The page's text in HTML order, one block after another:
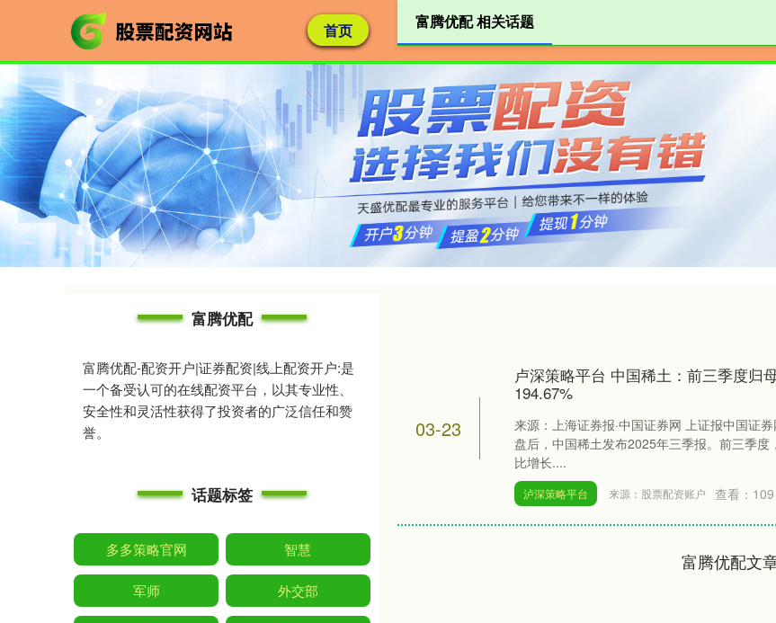
首页 富腾优配
富腾优配 相关话题
03-23
卢深策略平台 中国稀土：前三季度归
194.67%
来源：上海证券报·中国证券网 上证报中国证
盘后，中国稀土发布2025年三季报。前三季
比增长....
泸深策略平台 来源：股票配资账户 查看： 109
富腾优配文
富腾优配
富腾优配-配资开户|证券配资|线上配资开户:是
一个备受认可的在线配资平台，以其专业性、
安全性和灵活性获得了投资者的广泛信任和赞
誉。
话题标签
多多策略官网 智慧
军师 外交部